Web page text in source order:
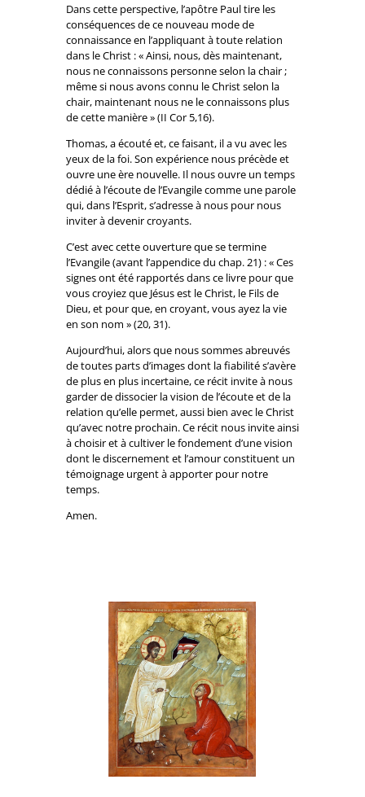
Dans cette perspective, l’apôtre Paul tire les
conséquences de ce nouveau mode de
connaissance en l’appliquant à toute relation
dans le Christ : « Ainsi, nous, dès maintenant,
nous ne connaissons personne selon la chair ;
même si nous avons connu le Christ selon la
chair, maintenant nous ne le connaissons plus
de cette manière » (II Cor 5,16).
Thomas, a écouté et, ce faisant, il a vu avec les
yeux de la foi. Son expérience nous précède et
ouvre une ère nouvelle. Il nous ouvre un temps
dédié à l’écoute de l’Evangile comme une parole
qui, dans l’Esprit, s’adresse à nous pour nous
inviter à devenir croyants.
C’est avec cette ouverture que se termine
l’Evangile (avant l’appendice du chap. 21) : « Ces
signes ont été rapportés dans ce livre pour que
vous croyiez que Jésus est le Christ, le Fils de
Dieu, et pour que, en croyant, vous ayez la vie
en son nom » (20, 31).
Aujourd’hui, alors que nous sommes abreuvés
de toutes parts d’images dont la fiabilité s’avère
de plus en plus incertaine, ce récit invite à nous
garder de dissocier la vision de l’écoute et de la
relation qu’elle permet, aussi bien avec le Christ
qu’avec notre prochain. Ce récit nous invite ainsi
à choisir et à cultiver le fondement d’une vision
dont le discernement et l’amour constituent un
témoignage urgent à apporter pour notre
temps.
Amen.